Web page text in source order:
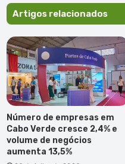
Artigos relacionados
Número de empresas em
Cabo Verde cresce 2,4% e
volume de negócios
aumenta 13,5%